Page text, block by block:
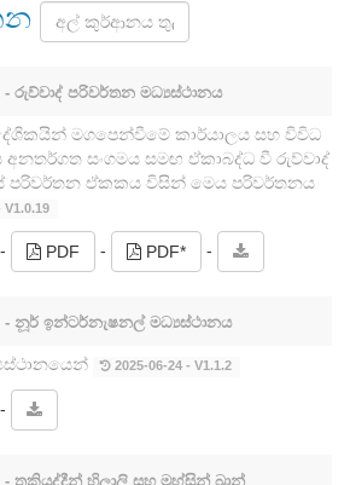
- රුව්වාද් පරිවර්තන මධ්‍යස්ථානය
මගපෙන්වීමේ කාර්යාලය සහ විවිධ
අනතර්ගත සංගමය සමඟ ඒකාබද්ධ වී රුව්වාද්
පරිවර්තන ඒකකය විසින් මෙය පරිවර්තනය
V1.0.19
- PDF - PDF* -
- නූර් ඉන්ටර්නැෂනල් මධ්‍යස්ථානය
2025-06-24 - V1.1.2
-
- තකියුද්දීන් හිලාලි සහ මුහ්සින් ඛාන්